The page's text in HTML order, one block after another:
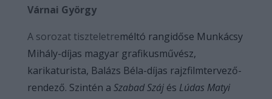
Várnai György
A sorozat tiszteletreméltó rangidőse Munkácsy
Mihály-díjas magyar grafikusművész,
karikaturista, Balázs Béla-díjas rajzfilmtervező-
rendező. Szintén a Szabad Száj és Lúdas Matyi